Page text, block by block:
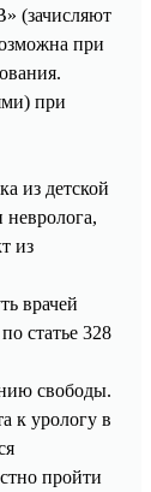
(зачисляют
при
при
из детской
невролога,
из
врачей
статье 328
свободы.
к урологу в
пройти